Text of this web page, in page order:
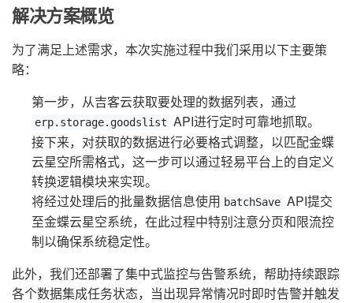
解决方案概览
为了满足上述需求，本次实施过程中我们采用以下主要策
略：
第一步，从吉客云获取要处理的数据列表，通过
erp.storage.goodslist API进行定时可靠地抓取。
接下来，对获取的数据进行必要格式调整，以匹配金蝶
云星空所需格式，这一步可以通过轻易平台上的自定义
转换逻辑模块来实现。
将经过处理后的批量数据信息使用 batchSave API提交
至金蝶云星空系统，在此过程中特别注意分页和限流控
制以确保系统稳定性。
此外，我们还部署了集中式监控与告警系统，帮助持续跟踪
各个数据集成任务状态，当出现异常情况时即时告警并触发